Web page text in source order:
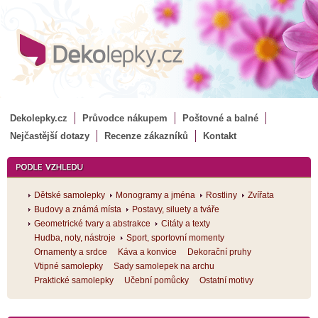
Dekolepky.cz Průvodce nákupem
Poštovné a balné
Nejčastější dotazy
Recenze zákazníků Kontakt
Dětské samolepky Monogramy a jména Rostliny
Zvířata
Budovy a známá místa
Postavy, siluety a tváře
Geometrické tvary a abstrakce
Citáty a texty
Hudba, noty, nástroje
Sport, sportovní momenty
Ornamenty a srdce
Káva a konvice
Dekorační pruhy
Vtipné samolepky
Sady samolepek na archu
Praktické samolepky
Učební pomůcky Ostatní motivy